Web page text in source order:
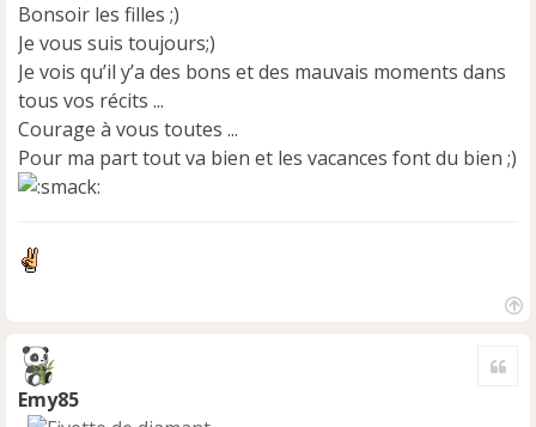
a
g
e
n
o
n
l
u
Bonsoir les filles ;)
Je vous suis toujours;)
Je vois qu’il y’a des bons et des mauvais moments dans
tous vos récits ...
Courage à vous toutes ...
Pour ma part tout va bien et les vacances font du bien ;)
Emy85